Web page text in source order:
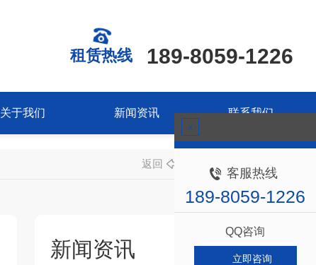
租赁热线 189-8059-1226
关于我们 新闻资讯 联系我们
返回
新闻资讯
x
客服热线
189-8059-1226
QQ咨询
立即咨询